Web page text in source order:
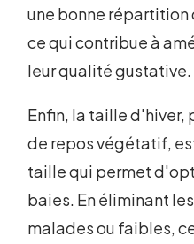
une bonne répartition
ce qui contribue à
leur qualité gustative.
Enfin, la taille
de repos végétatif,
taille qui permet
baies. En éliminant
malades ou faibles,